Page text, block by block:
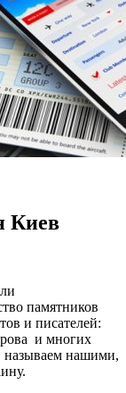
Киев
памятников
и писателей:
и многих
называем нашими,